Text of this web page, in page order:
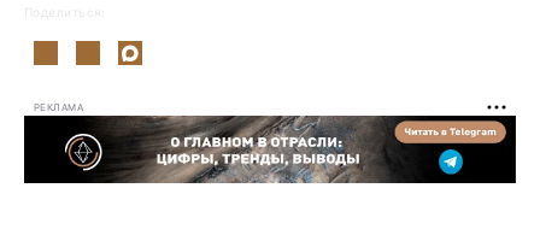
Поделиться:
РЕКЛАМА